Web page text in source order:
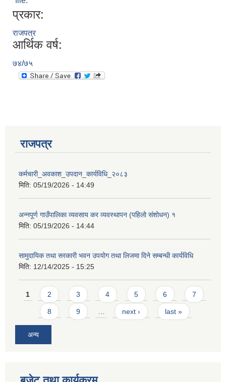
प्रकार:
राजपत्र
आर्थिक वर्ष:
७४/७५
राजपत्र
कर्मचारी_अवकाश_उपदान_कार्यविधि_२०८३
मिति: 05/19/2026 - 14:49
अन्नपूर्ण गाउँपालिका व्यवसाय कर व्यवस्थापन (पहिलो संशोधन) १
मिति: 05/19/2026 - 14:44
सामुदायिक तथा सरकारी भवन उपयोग तथा लिजमा दिने सम्बन्धी कार्यविधि
मिति: 12/14/2025 - 15:25
Pages
1 2 3 4 5 6 7
8 9 next › last »
अन्य